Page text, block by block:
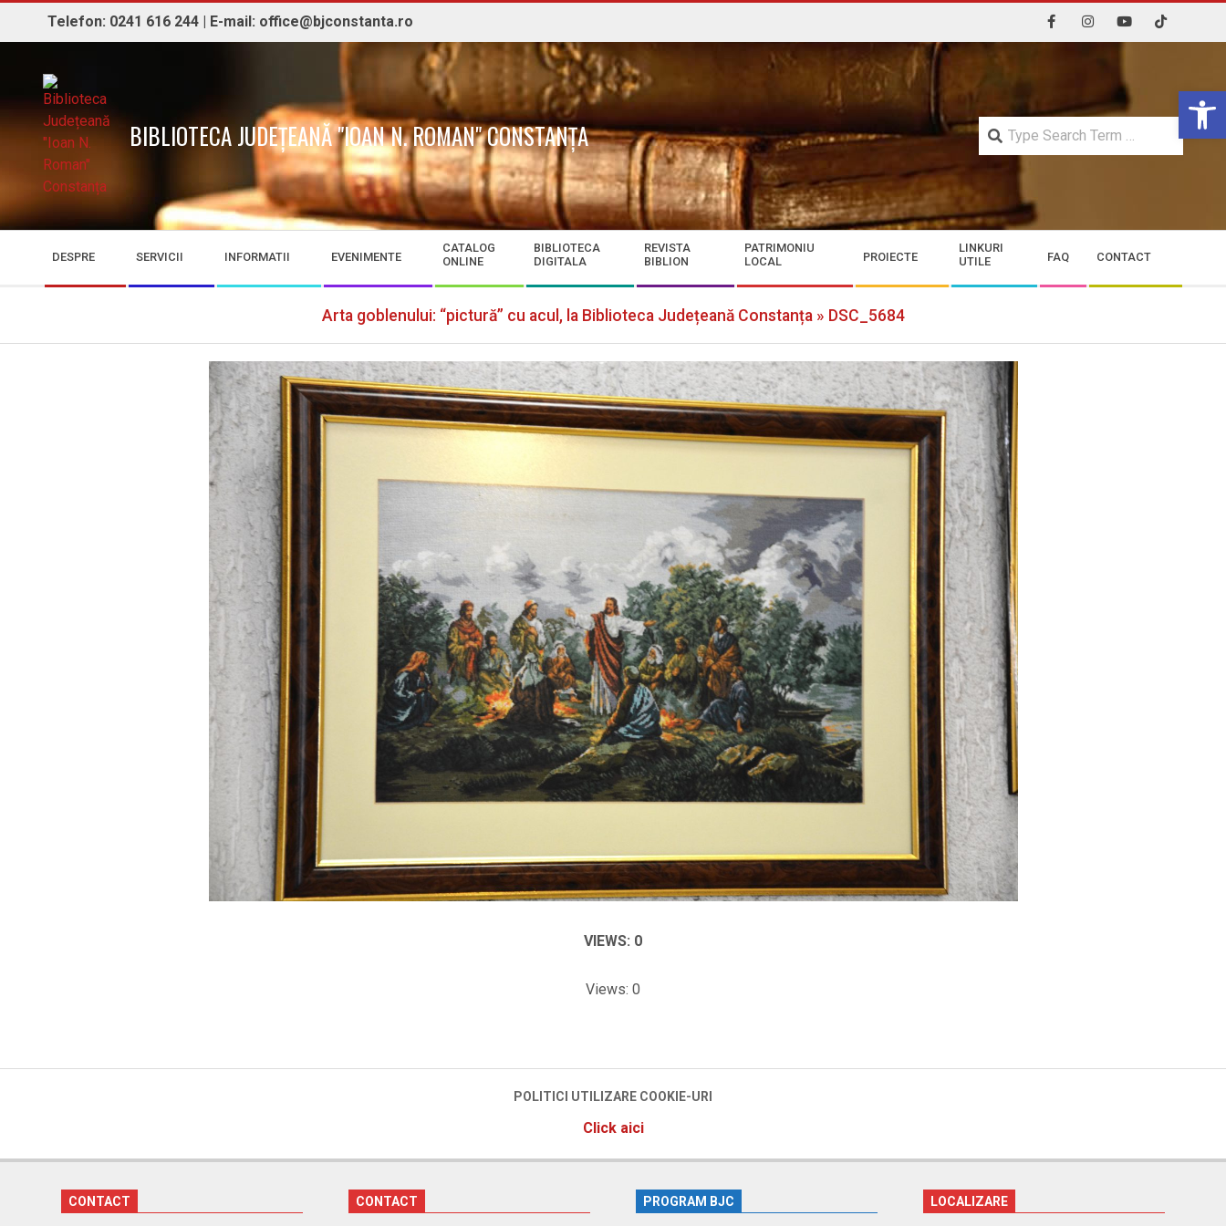
Telefon: 0241 616 244 | E-mail: office@bjconstanta.ro
BIBLIOTECA JUDEȚEANĂ "IOAN N. ROMAN" CONSTANȚA
Navigation
Menu
DESPRE SERVICII INFORMATII EVENIMENTE
CATALOG
ONLINE
BIBLIOTECA
DIGITALA
REVISTA
BIBLION
PATRIMONIU
LOCAL
PROIECTE
LINKURI
UTILE
FAQ CONTACT
Arta goblenului: “pictură” cu acul, la Biblioteca Județeană Constanța » DSC_5684
VIEWS: 0
Views: 0
POLITICI UTILIZARE COOKIE-URI
Click aici
CONTACT CONTACT PROGRAM BJC LOCALIZARE